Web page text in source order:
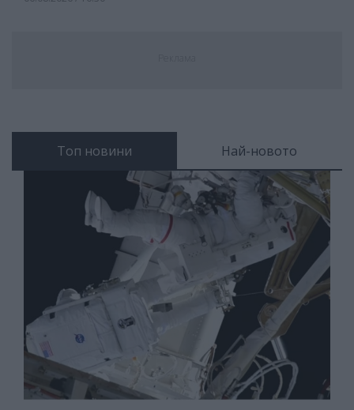
Топ новини Най-новото